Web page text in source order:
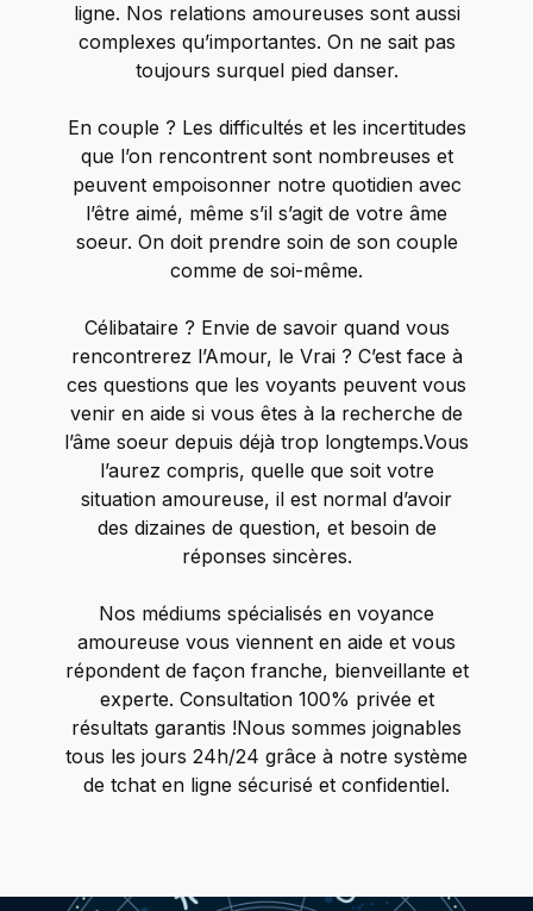
ligne. Nos relations amoureuses sont aussi
complexes qu’importantes. On ne sait pas
toujours surquel pied danser.
En couple ? Les difficultés et les incertitudes
que l’on rencontrent sont nombreuses et
peuvent empoisonner notre quotidien avec
l’être aimé, même s’il s’agit de votre âme
soeur. On doit prendre soin de son couple
comme de soi-même.
Célibataire ? Envie de savoir quand vous
rencontrerez l’Amour, le Vrai ? C’est face à
ces questions que les voyants peuvent vous
venir en aide si vous êtes à la recherche de
l’âme soeur depuis déjà trop longtemps.Vous
l’aurez compris, quelle que soit votre
situation amoureuse, il est normal d’avoir
des dizaines de question, et besoin de
réponses sincères.
Nos médiums spécialisés en voyance
amoureuse vous viennent en aide et vous
répondent de façon franche, bienveillante et
experte. Consultation 100% privée et
résultats garantis !Nous sommes joignables
tous les jours 24h/24 grâce à notre système
de tchat en ligne sécurisé et confidentiel.